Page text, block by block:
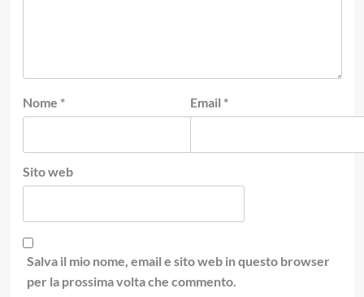
Nome * Email *
Sito web
Salva il mio nome, email e sito web in questo browser
per la prossima volta che commento.